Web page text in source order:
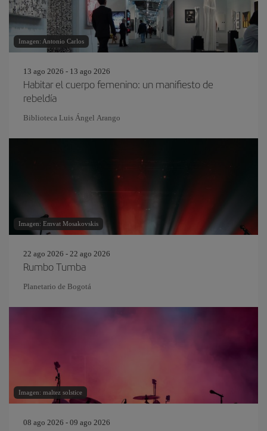
Imagen: Antonio Carlos
13 ago 2026 - 13 ago 2026
Habitar el cuerpo femenino: un manifiesto de
rebeldía
Biblioteca Luis Ángel Arango
Imagen: Emvat Mosakovskis
22 ago 2026 - 22 ago 2026
Rumbo Tumba
Planetario de Bogotá
Imagen: maltez solstice
08 ago 2026 - 09 ago 2026